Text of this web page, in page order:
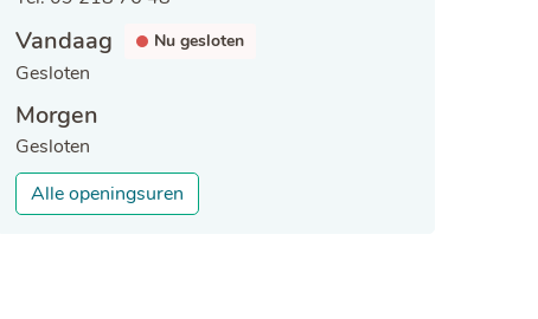
Openingsuren
Vandaag Nu gesloten
Gesloten
Morgen
Gesloten
Alle openingsuren